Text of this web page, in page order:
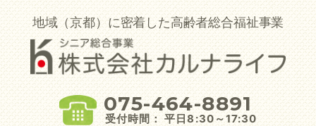
Skip
to
content
地域（京都）に密着した高齢者総合福祉事業
075-464-8891
受付時間： 平日8:30～17:30